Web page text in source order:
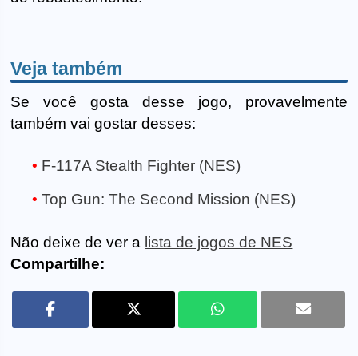
Veja também
Se você gosta desse jogo, provavelmente
também vai gostar desses:
F-117A Stealth Fighter (NES)
Top Gun: The Second Mission (NES)
Não deixe de ver a lista de jogos de NES
Compartilhe: